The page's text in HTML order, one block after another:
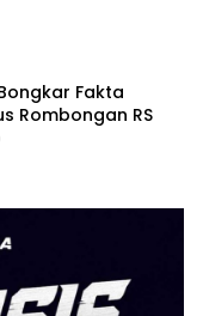
Fakta
Rombongan RS